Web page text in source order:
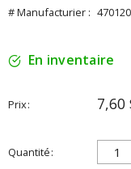
# Manufacturier : 470120
En inventaire
Prix 7,60
Quantité